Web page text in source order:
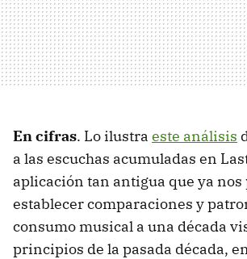
En cifras. Lo ilustra este análisis
a las escuchas acumuladas en
aplicación tan antigua que ya
establecer comparaciones y
consumo musical a una década
principios de la pasada década,